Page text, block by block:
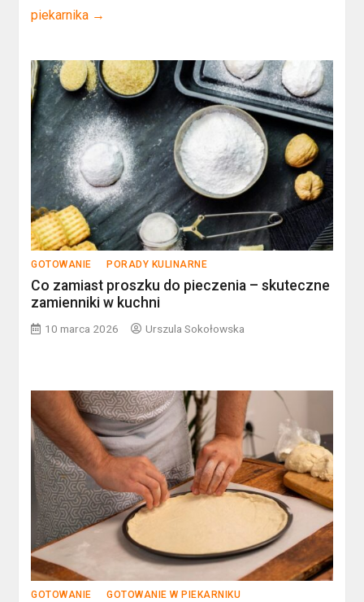
piekarnika →
GOTOWANIE PORADY KULINARNE
Co zamiast proszku do pieczenia – skuteczne
zamienniki w kuchni
10 marca 2026 Urszula Sokołowska
GOTOWANIE GOTOWANIE W PIEKARNIKU